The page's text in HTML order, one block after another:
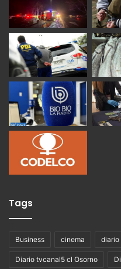
Tags
Business cinema diario
Diario tvcanal5 cl Osorno